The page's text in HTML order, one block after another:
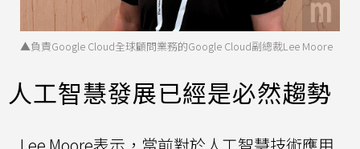
▲負責Google Cloud全球顧問業務的Google Cloud副總裁Lee Moore
人工智慧發展已經是必然趨勢